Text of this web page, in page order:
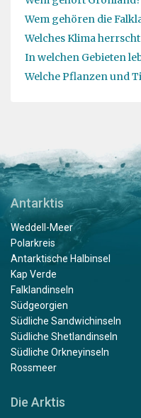
Wem gehören die
Welches Klima
In welchen Gebieten
Welche Pflanzen und
Antarktis
Weddell-Meer
Polarkreis
Antarktische Halbinsel
Kap Verde
Falklandinseln
Südgeorgien
Südliche Sandwichinseln
Südliche Shetlandinseln
Südliche Orkneyinseln
Rossmeer
Die Arktis